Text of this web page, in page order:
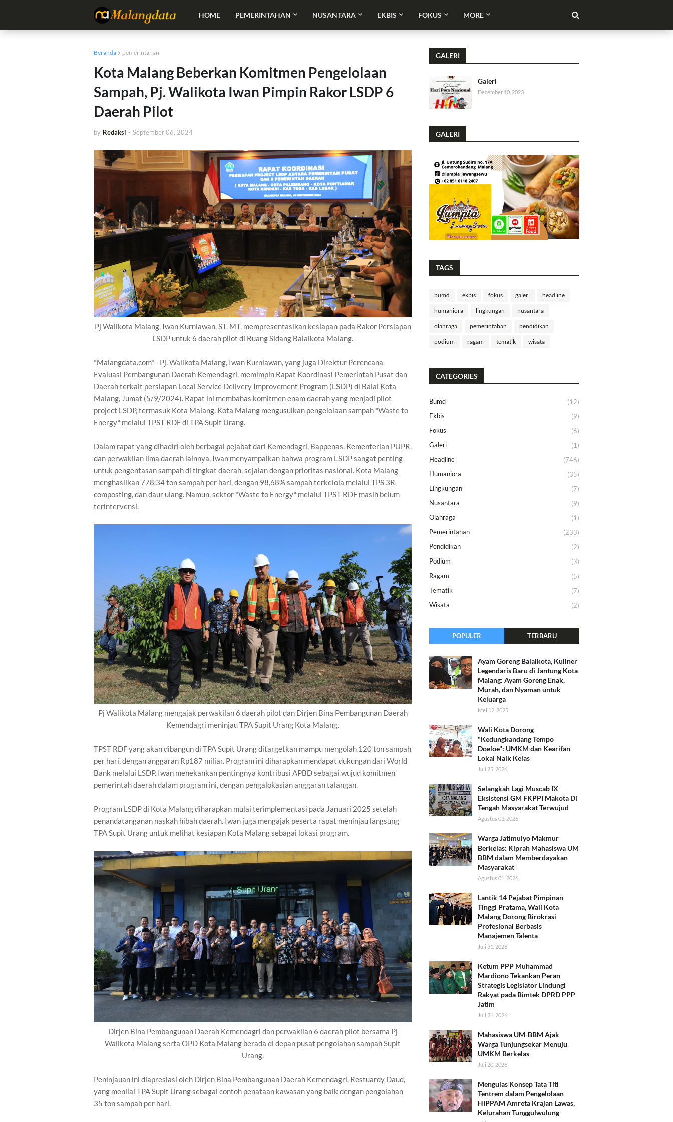
HOME PEMERINTAHAN NUSANTARA EKBIS FOKUS MORE
Beranda pemerintahan
Kota Malang Beberkan Komitmen Pengelolaan
Sampah, Pj. Walikota Iwan Pimpin Rakor LSDP 6
Daerah Pilot
by Redaksi - September 06, 2024
Pj Walikota Malang, Iwan Kurniawan, ST, MT, mempresentasikan kesiapan pada Rakor Persiapan
LSDP untuk 6 daerah pilot di Ruang Sidang Balaikota Malang.
*Malangdata.com* - Pj. Walikota Malang, Iwan Kurniawan, yang juga Direktur Perencana
Evaluasi Pembangunan Daerah Kemendagri, memimpin Rapat Koordinasi Pemerintah Pusat dan
Daerah terkait persiapan Local Service Delivery Improvement Program (LSDP) di Balai Kota
Malang, Jumat (5/9/2024). Rapat ini membahas komitmen enam daerah yang menjadi pilot
project LSDP, termasuk Kota Malang. Kota Malang mengusulkan pengelolaan sampah *Waste to
Energy* melalui TPST RDF di TPA Supit Urang.
Dalam rapat yang dihadiri oleh berbagai pejabat dari Kemendagri, Bappenas, Kementerian PUPR,
dan perwakilan lima daerah lainnya, Iwan menyampaikan bahwa program LSDP sangat penting
untuk pengentasan sampah di tingkat daerah, sejalan dengan prioritas nasional. Kota Malang
menghasilkan 778,34 ton sampah per hari, dengan 98,68% sampah terkelola melalui TPS 3R,
composting, dan daur ulang. Namun, sektor *Waste to Energy* melalui TPST RDF masih belum
terintervensi.
Pj Walikota Malang mengajak perwakilan 6 daerah pilot dan Dirjen Bina Pembangunan Daerah
Kemendagri meninjau TPA Supit Urang Kota Malang.
TPST RDF yang akan dibangun di TPA Supit Urang ditargetkan mampu mengolah 120 ton sampah
per hari, dengan anggaran Rp187 miliar. Program ini diharapkan mendapat dukungan dari World
Bank melalui LSDP. Iwan menekankan pentingnya kontribusi APBD sebagai wujud komitmen
pemerintah daerah dalam program ini, dengan pengalokasian anggaran talangan.
Program LSDP di Kota Malang diharapkan mulai terimplementasi pada Januari 2025 setelah
penandatanganan naskah hibah daerah. Iwan juga mengajak peserta rapat meninjau langsung
TPA Supit Urang untuk melihat kesiapan Kota Malang sebagai lokasi program.
Dirjen Bina Pembangunan Daerah Kemendagri dan perwakilan 6 daerah pilot bersama Pj
Walikota Malang serta OPD Kota Malang berada di depan pusat pengolahan sampah Supit
Urang.
Peninjauan ini diapresiasi oleh Dirjen Bina Pembangunan Daerah Kemendagri, Restuardy Daud,
yang menilai TPA Supit Urang sebagai contoh penataan kawasan yang baik dengan pengolahan
35 ton sampah per hari.
GALERI
Galeri
December 10, 2023
GALERI
TAGS
bumd ekbis fokus galeri headline
humaniora lingkungan nusantara
olahraga pemerintahan pendidikan
podium ragam tematik wisata
CATEGORIES
Bumd
(12)
Ekbis
(9)
Fokus
(6)
Galeri
(1)
Headline
(746)
Humaniora
(35)
Lingkungan
(7)
Nusantara
(9)
Olahraga
(1)
Pemerintahan
(233)
Pendidikan
(2)
Podium
(3)
Ragam
(5)
Tematik
(7)
Wisata
(2)
POPULER TERBARU
Ayam Goreng Balaikota, Kuliner
Legendaris Baru di Jantung Kota
Malang: Ayam Goreng Enak,
Murah, dan Nyaman untuk
Keluarga
Mei 12, 2025
Wali Kota Dorong
"Kedungkandang Tempo
Doeloe": UMKM dan Kearifan
Lokal Naik Kelas
Juli 25, 2026
Selangkah Lagi Muscab IX
Eksistensi GM FKPPI Makota Di
Tengah Masyarakat Terwujud
Agustus 03, 2026
Warga Jatimulyo Makmur
Berkelas: Kiprah Mahasiswa UM
BBM dalam Memberdayakan
Masyarakat
Agustus 01, 2026
Lantik 14 Pejabat Pimpinan
Tinggi Pratama, Wali Kota
Malang Dorong Birokrasi
Profesional Berbasis
Manajemen Talenta
Juli 31, 2026
Ketum PPP Muhammad
Mardiono Tekankan Peran
Strategis Legislator Lindungi
Rakyat pada Bimtek DPRD PPP
Jatim
Juli 31, 2026
Mahasiswa UM-BBM Ajak
Warga Tunjungsekar Menuju
UMKM Berkelas
Juli 20, 2026
​Mengulas Konsep Tata Titi
Tentrem dalam Pengelolaan
HIPPAM Amreta Krajan Lawas,
Kelurahan Tunggulwulung